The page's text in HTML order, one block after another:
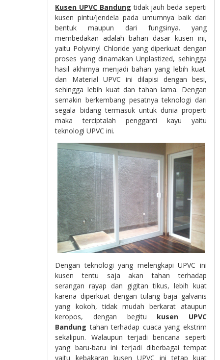
Kusen UPVC Bandung tidak jauh beda seperti
kusen pintu/jendela pada umumnya baik dari
bentuk maupun dari fungsinya. yang
membedakan adalah bahan dasar kusen ini,
yaitu Polyvinyl Chloride yang diperkuat dengan
proses yang dinamakan Unplastized, sehingga
hasil akhirnya menjadi bahan yang lebih kuat.
dan Material UPVC ini dilapisi dengan besi,
sehingga lebih kuat dan tahan lama. Dengan
semakin berkembang pesatnya teknologi dari
segala bidang termasuk untuk dunia properti
maka terciptalah pengganti kayu yaitu
teknologi UPVC ini.
Dengan teknologi yang melengkapi UPVC ini
kusen tentu saja akan tahan terhadap
serangan rayap dan gigitan tikus, lebih kuat
karena diperkuat dengan tulang baja galvanis
yang kokoh, tidak mudah berkarat ataupun
keropos, dengan begitu kusen UPVC
Bandung tahan terhadap cuaca yang ekstrim
sekalipun. Walaupun terjadi bencana seperti
yang baru-baru ini terjadi diberbagai tempat
yaitu kebakaran kusen UPVC ini tetap kuat